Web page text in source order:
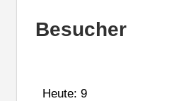
Besucher
Heute: 9